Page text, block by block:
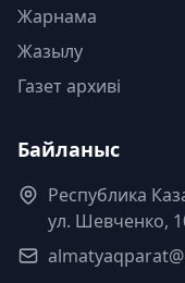
Жарнама
Жазылу
Газет архиві
Байланыс
Республика
ул. Шевченко,